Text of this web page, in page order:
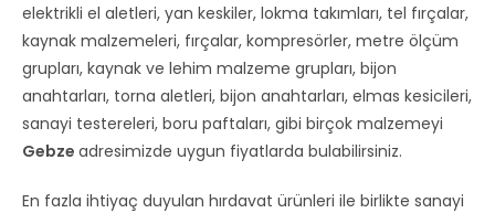
elektrikli el aletleri, yan keskiler, lokma takımları, tel fırçalar,
kaynak malzemeleri, fırçalar, kompresörler, metre ölçüm
grupları, kaynak ve lehim malzeme grupları, bijon
anahtarları, torna aletleri, bijon anahtarları, elmas kesicileri,
sanayi testereleri, boru paftaları, gibi birçok malzemeyi
Gebze adresimizde uygun fiyatlarda bulabilirsiniz.
En fazla ihtiyaç duyulan hırdavat ürünleri ile birlikte sanayi